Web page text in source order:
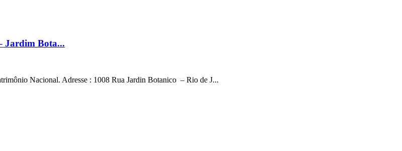
Jardim Bota...
Nacional. Adresse : 1008 Rua Jardin Botanico – Rio de J...